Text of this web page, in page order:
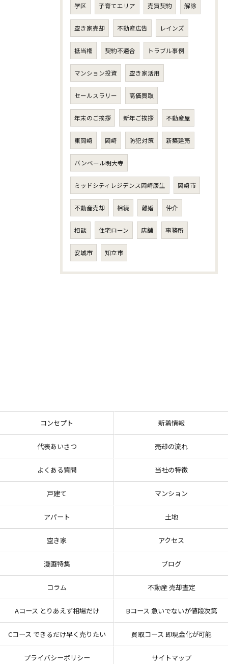
学区 子育てエリア 売買契約 解除
空き家売却 不動産広告 レインズ
抵当権 契約不適合 トラブル事例
マンション投資 空き家活用
セールスラリー 高価買取
年末のご挨拶 新年ご挨拶 不動産屋
東岡崎 岡崎 防犯対策 新築建売
バンベール明大寺
ミッドシティレジデンス岡崎康生 岡崎市
不動産売却 相続 離婚 仲介
相談 住宅ローン 店舗 事務所
安城市 知立市
コンセプト 新着情報
代表あいさつ 売却の流れ
よくある質問 当社の特徴
戸建て マンション
アパート 土地
空き家 アクセス
漫画特集 ブログ
コラム 不動産 売却査定
Aコース とりあえず相場だけ Bコース 急いでないが値段次第
Cコース できるだけ早く売りたい 買取コース 即現金化が可能
プライバシーポリシー サイトマップ